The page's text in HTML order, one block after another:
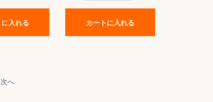
入れる カートに入れる
次へ